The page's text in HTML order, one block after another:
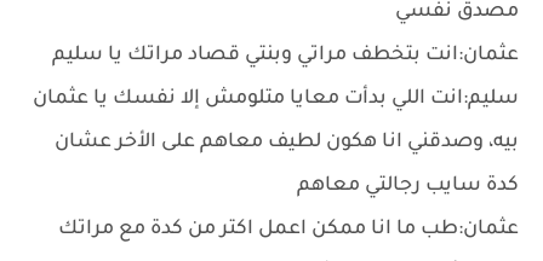
مصدق نفسي
عثمان:انت بتخطف مراتي وبنتي قصاد مراتك يا سليم
سليم:انت اللي بدأت معايا متلومش إلا نفسك يا عثمان
بيه، وصدقني انا هكون لطيف معاهم على الأخر عشان
كدة سايب رجالتي معاهم
عثمان:طب ما انا ممكن اعمل اكتر من كدة مع مراتك